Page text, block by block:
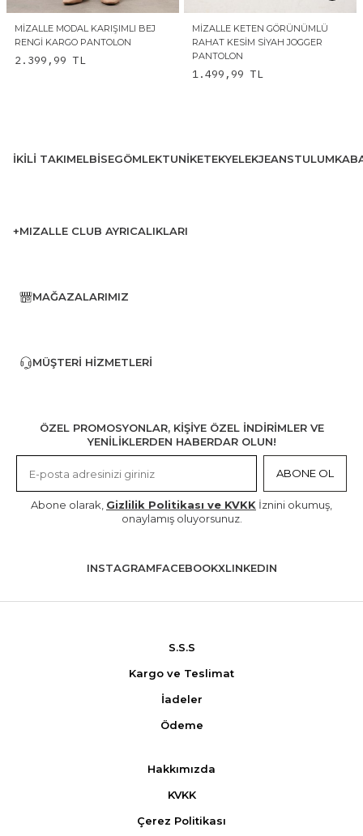
MIZALLE MODAL KARIŞIMLI BEJ
RENGI KARGO PANTOLON
2.399,99 TL
MIZALLE KETEN GÖRÜNÜMLÜ
RAHAT KESIM SIYAH JOGGER
PANTOLON
1.499,99 TL
İKILI TAKIMELBISEGÖMLEKTUNIKETEKYELEKJEANSTULUM
+MIZALLE CLUB AYRICALIKLARI
MAĞAZALARIMIZ
MÜŞTERI HIZMETLERI
ÖZEL PROMOSYONLAR, KİŞİYE ÖZEL İNDİRİMLER VE
YENİLİKLERDEN HABERDAR OLUN!
ABONE OL
Abone olarak, Gizlilik Politikası ve KVKK İznini okumuş,
onaylamış oluyorsunuz.
INSTAGRAMFACEBOOKXLINKEDIN
S.S.S
Kargo ve Teslimat
İadeler
Ödeme
Hakkımızda
KVKK
Çerez Politikası